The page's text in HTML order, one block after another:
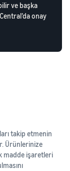
ve başka
onay
takip etmenin
Ürünlerinize
madde işaretleri